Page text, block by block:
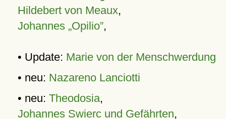
Hildebert von Meaux,
Johannes „Opilio”,
• Update: Marie von der Menschwerdung
• neu: Nazareno Lanciotti
• neu: Theodosia,
Johannes Swierc und Gefährten,